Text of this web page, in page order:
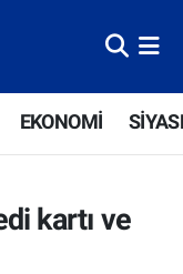
EKONOMİ
kartı ve